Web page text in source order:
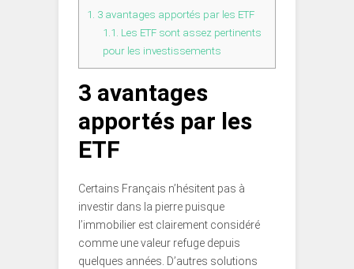
1. 3 avantages apportés par les ETF
1.1. Les ETF sont assez pertinents
pour les investissements
3 avantages
apportés par les
ETF
Certains Français n’hésitent pas à
investir dans la pierre puisque
l’immobilier est clairement considéré
comme une valeur refuge depuis
quelques années. D’autres solutions